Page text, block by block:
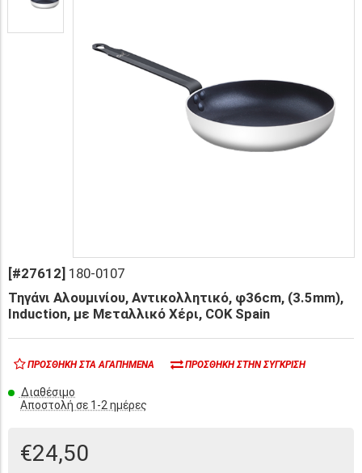
[#27612] 180-0107
Τηγάνι Αλουμινίου, Αντικολλητικό, φ36cm, (3.5mm),
Induction, με Μεταλλικό Χέρι, COK Spain
ΠΡΟΣΘΉΚΗ ΣΤΑ ΑΓΑΠΗΜΈΝΑ ΠΡΟΣΘΉΚΗ ΣΤΗΝ ΣΎΓΚΡΙΣΗ
Διαθέσιμο
Αποστολή σε 1-2 ημέρες
€24,50